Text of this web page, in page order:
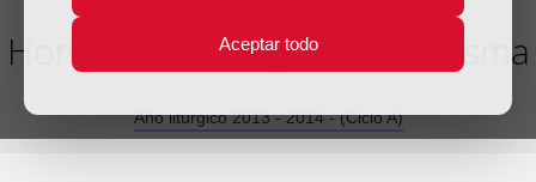
Aceptar todo
Homilía I Domingo de Cuaresma
Año litúrgico 2013 - 2014 - (Ciclo A)